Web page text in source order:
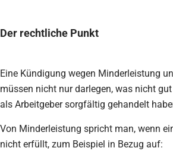
Der rechtliche Punkt
Eine Kündigung wegen Minderleistung
müssen nicht nur darlegen, was nicht
als Arbeitgeber sorgfältig gehandelt
Von Minderleistung spricht man, wenn
nicht erfüllt, zum Beispiel in Bezug auf: